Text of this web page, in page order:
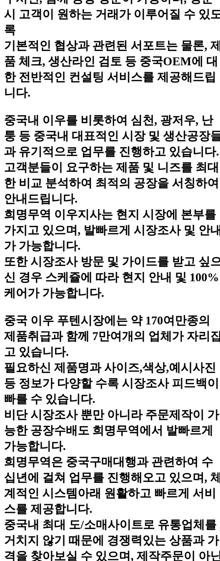
시 고객이 원하는 거래가 이루어질 수 있
록
기본적인 협상과 관련된 서포트는 물론,
품 체크, 생산라인 검토 등 중국OEM에 대
한 전반적인 컨설팅 서비스를 제공해드립
니다.
중국내 이우를 비롯하여 심천, 광저우, 난
퉁 등 중국내 대표적인 시장 및 생산공장
과 유기적으로 업무를 진행하고 있습니다.
고객분들이 요구하는 제품 및 니즈를 최대
한 비교 분석하여 최적의 공장을 서칭하여
안내드립니다.
희명무역 이우지사는 현지 시장에 본부를
가지고 있으며, 발빠르게 시장조사 및 안
가 가능합니다.
또한 시장조사 방문 및 가이드를 받고 싶
신 경우 스케쥴에 따라 현지 안내 및 100%
케어가 가능합니다.
중국 이우 푸텐시장에는 약 170여만종의
제품취급과 함께 7만여개의 업체가 자리
고 있습니다.
필요하신 제품명과 사이즈,색상,예시사진
등 정보가 다양할 수록 시장조사 피드백이
빠를 수 있습니다.
비단 시장조사 뿐만 아니라 주문제작이 가
능한 공장수배도 희명무역에서 발빠르게
가능합니다.
희명무역은 중국구매대행과 관련하여 수
십년에 걸쳐 업무를 진행해오고 있으며,
계적인 시스템아래 원활하고 빠르게 서비
스를 제공합니다.
중국내 최대 도/소매사이트로 유통업체를
거치지 않기 때문에 경쟁력있는 상품과 가
격을 찾아보실 수 있으며, 제작주문이 아